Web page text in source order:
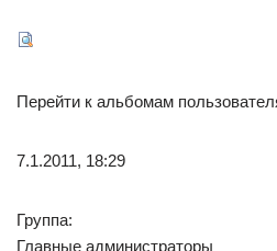
Перейти к альбомам
7.1.2011, 18:29
Группа:
Главные администраторы